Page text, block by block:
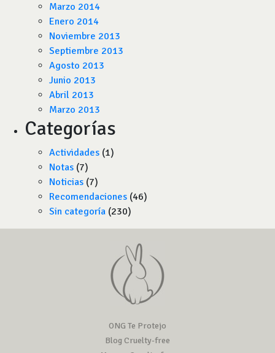
Marzo 2014
Enero 2014
Noviembre 2013
Septiembre 2013
Agosto 2013
Junio 2013
Abril 2013
Marzo 2013
Categorías
Actividades (1)
Notas (7)
Noticias (7)
Recomendaciones (46)
Sin categoría (230)
ONG Te Protejo
Blog Cruelty-free